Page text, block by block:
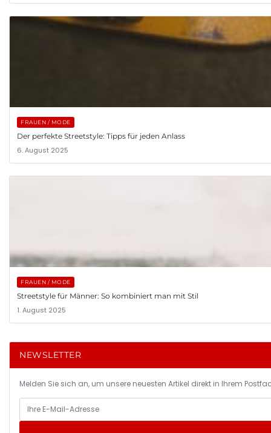
FRAUEN / MODE
Der perfekte Streetstyle: Tipps für jeden Anlass
6. August 2025
FRAUEN / MODE
Streetstyle für Männer: So kombiniert man mit Stil
1. August 2025
NEWSLETTER
Melden Sie sich an, um unsere neuesten Artikel direkt in Ihrem